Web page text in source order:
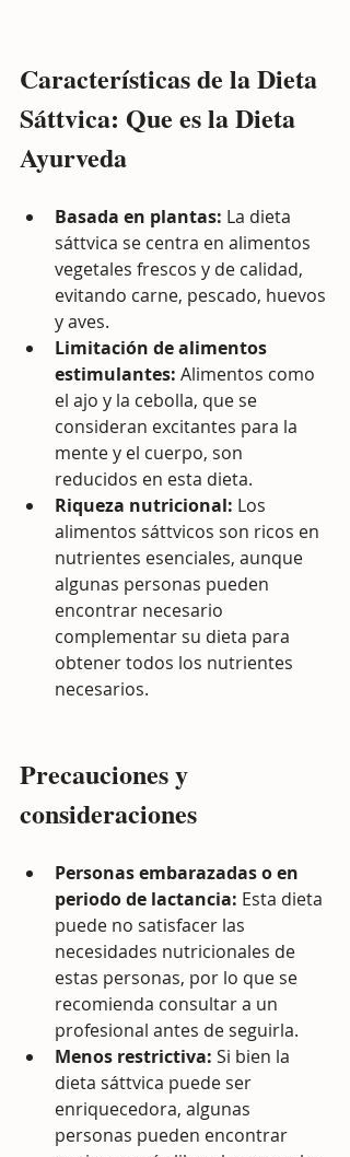
Características de la Dieta
Sáttvica: Que es la Dieta
Ayurveda
Basada en plantas: La dieta
sáttvica se centra en alimentos
vegetales frescos y de calidad,
evitando carne, pescado, huevos
y aves.
Limitación de alimentos
estimulantes: Alimentos como
el ajo y la cebolla, que se
consideran excitantes para la
mente y el cuerpo, son
reducidos en esta dieta.
Riqueza nutricional: Los
alimentos sáttvicos son ricos en
nutrientes esenciales, aunque
algunas personas pueden
encontrar necesario
complementar su dieta para
obtener todos los nutrientes
necesarios.
Precauciones y
consideraciones
Personas embarazadas o en
periodo de lactancia: Esta dieta
puede no satisfacer las
necesidades nutricionales de
estas personas, por lo que se
recomienda consultar a un
profesional antes de seguirla.
Menos restrictiva: Si bien la
dieta sáttvica puede ser
enriquecedora, algunas
personas pueden encontrar